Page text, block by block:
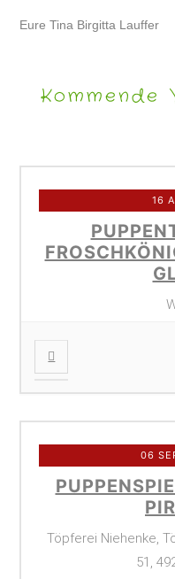
Eure Tina Birgitta Lauffer
Kommende
16
06
Töpferei Niehenke,
51,